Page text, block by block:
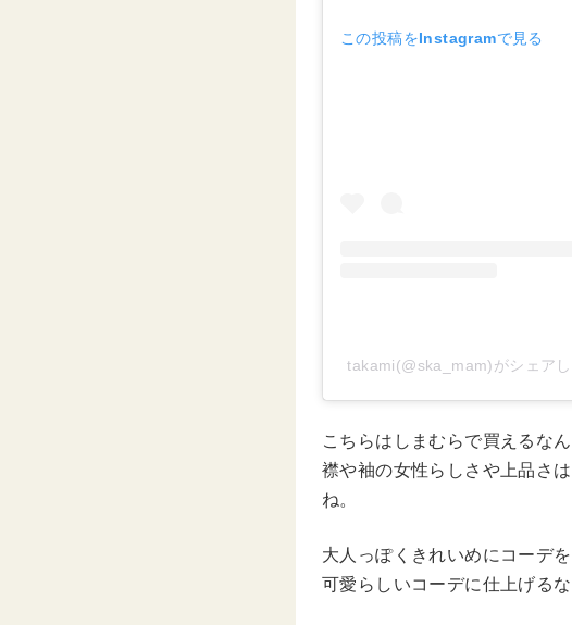
この投稿をInstagramで見る
takami(@ska_mam)がシェア
こちらはしまむらで買えるな
襟や袖の女性らしさや上品さ
ね。
大人っぽくきれいめにコーデ
可愛らしいコーデに仕上げる